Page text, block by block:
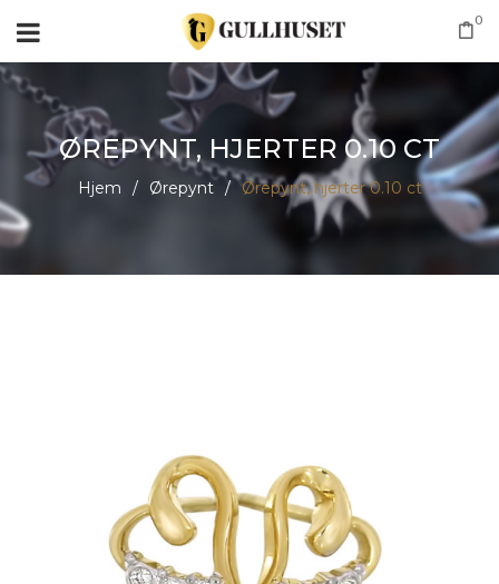
0
ØREPYNT, HJERTER 0.10 CT
Hjem / Ørepynt / Ørepynt, hjerter 0.10 ct